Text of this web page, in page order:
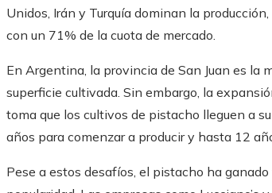
Unidos, Irán y Turquía dominan la
con un 71% de la cuota de mercado.
En Argentina, la provincia de San Juan es la
superficie cultivada. Sin embargo, la
toma que los cultivos de pistacho lleguen a
años para comenzar a producir y hasta 12
Pese a estos desafíos, el pistacho ha